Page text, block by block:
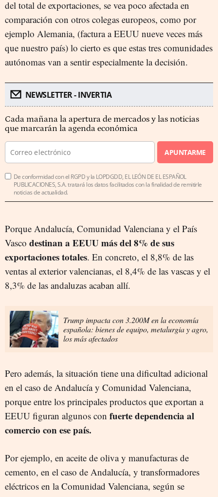
del total de exportaciones, se vea poco afectada en
comparación con otros colegas europeos, como por
ejemplo Alemania, (factura a EEUU nueve veces más
que nuestro país) lo cierto es que estas tres comunidades
autónomas van a sentir especialmente la decisión.
NEWSLETTER - INVERTIA
Cada mañana la apertura de mercados y las noticias
que marcarán la agenda económica
APUNTARME
De conformidad con el RGPD y la LOPDGDD, EL LEÓN DE EL ESPAÑOL
PUBLICACIONES, S.A. tratará los datos facilitados con la finalidad de remitirle
noticias de actualidad.
Porque Andalucía, Comunidad Valenciana y el País
Vasco destinan a EEUU más del 8% de sus
exportaciones totales. En concreto, el 8,8% de las
ventas al exterior valencianas, el 8,4% de las vascas y el
8,3% de las andaluzas acaban allí.
Trump impacta con 3.200M en la economía
española: bienes de equipo, metalurgia y agro,
los más afectados
Pero además, la situación tiene una dificultad adicional
en el caso de Andalucía y Comunidad Valenciana,
porque entre los principales productos que exportan a
EEUU figuran algunos con fuerte dependencia al
comercio con ese país.
Por ejemplo, en aceite de oliva y manufacturas de
cemento, en el caso de Andalucía, y transformadores
eléctricos en la Comunidad Valenciana, según se